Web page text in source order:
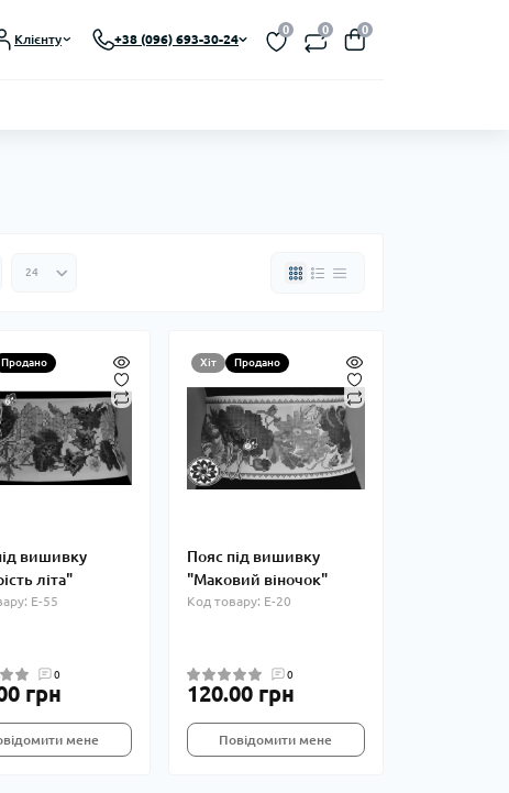
Клієнту +38 (096) 693-30-24
0 0 0
Продано
вишивку
літа"
Е-55
0
грн
мене
Хіт Продано
Пояс під вишивку
"Маковий віночок"
Код товару: Е-20
0
120.00 грн
Повідомити мене